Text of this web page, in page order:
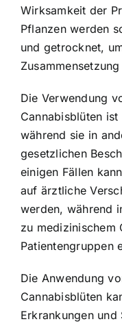
Wirksamkeit der
Pflanzen werden
und getrocknet,
Die Verwendung
Cannabisblüten
während sie in
gesetzlichen
einigen Fällen
auf ärztliche
werden, während
zu medizinischem
Patientengruppen
Die Anwendung
Cannabisblüten
Erkrankungen